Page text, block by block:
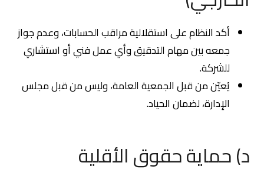
أكد النظام على استقلالية مراقب الحسابات، وعدم جواز
جمعه بين مهام التدقيق وأي عمل فني أو استشاري
للشركة.
يُعيّن من قبل الجمعية العامة، وليس من قبل مجلس
الإدارة، لضمان الحياد.
د) حماية حقوق الأقلية